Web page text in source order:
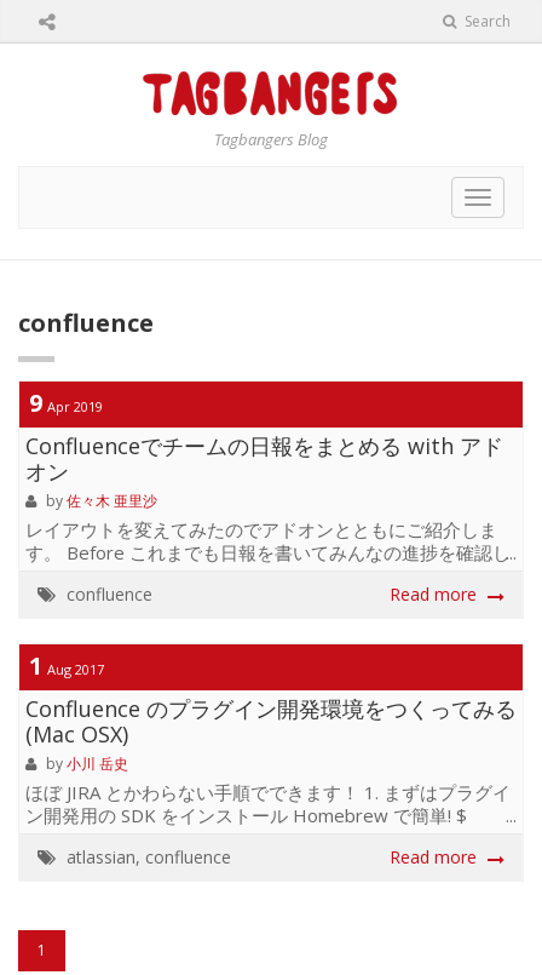
Search
Tagbangers Blog
Toggle
confluence
9 Apr 2019
Confluenceでチームの日報をまとめる with アド
オン
by佐々木 亜里沙
レイアウトを変えてみたのでアドオンとともにご紹介しま
す。 Before これまでも日報を書いてみんなの進捗を確認し
別々のスペースに分けて管理していました。 日報は記載項
トを適用して管理していました。（※デフォルトの機能で
ブログはテンプレートが使用できない - Confluence 6.14.1
Server版 2019年3月現在） 問題点 各スペースは閲覧権限
が各チームごとにあるため、別チームのスタッフがスペー
ス内の日報を閲覧できませんでした。 ページツリーの下に
スタッフの日報がずらっと並んで...
confluence Read more
1 Aug 2017
Confluence のプラグイン開発環境をつくってみる
(Mac OSX)
by小川 岳史
ほぼ JIRA とかわらない手順でできます！ 1. まずはプラグイ
ン開発用の SDK をインストール Homebrew で簡単! $
atlassian/tap/atlassian-plugin-sdk 2. プロジェクトの作成 1
Define value for groupId: :jp.co.tagbangers Define value
for art...
atlassian, confluence Read more
1